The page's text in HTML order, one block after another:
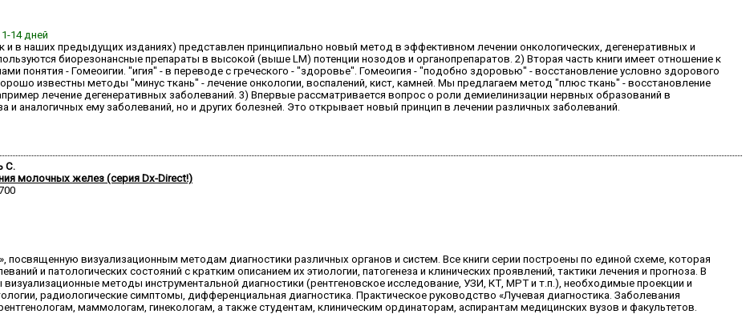
14 дней
и в наших предыдущих изданиях) представлен принципиально новый метод в эффективном лечении онкологических, дегенеративных и
биорезонансные препараты в высокой (выше LM) потенции нозодов и органопрепаратов. 2) Вторая часть книги имеет отношение к
понятия - Гомеоигии. "игия" - в переводе с греческого - "здоровье". Гомеоигия - "подобно здоровью" - восстановление условно здорового
известны методы "минус ткань" - лечение онкологии, воспалений, кист, камней. Мы предлагаем метод "плюс ткань" - восстановление
лечение дегенеративных заболеваний. 3) Впервые рассматривается вопрос о роли демиелинизации нервных образований в
и аналогичных ему заболеваний, но и других болезней. Это открывает новый принцип в лечении различных заболеваний.
С.
молочных желез (серия Dx-Direct!)
посвященную визуализационным методам диагностики различных органов и систем. Все книги серии построены по единой схеме, которая
и патологических состояний с кратким описанием их этиологии, патогенеза и клинических проявлений, тактики лечения и прогноза. В
методы инструментальной диагностики (рентгеновское исследование, УЗИ, КТ, МРТ и т.п.), необходимые проекции и
радиологические симптомы, дифференциальная диагностика. Практическое руководство «Лучевая диагностика. Заболевания
маммологам, гинекологам, а также студентам, клиническим ординаторам, аспирантам медицинских вузов и факультетов.